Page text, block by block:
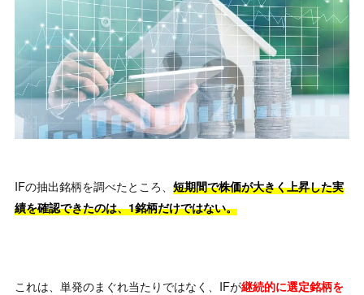
IFの抽出銘柄を調べたところ、 短期間で株価が大きく上昇した実
績を確認できたのは、1銘柄だけではない。
これは、単発のまぐれ当たりではなく、IFが継続的に選定銘柄を